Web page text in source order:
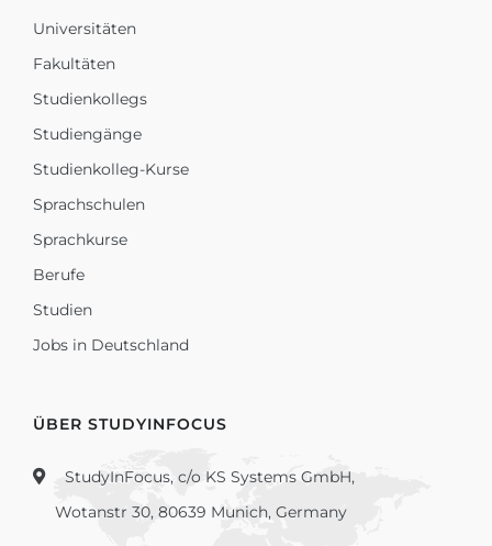
Universitäten
Fakultäten
Studienkollegs
Studiengänge
Studienkolleg-Kurse
Sprachschulen
Sprachkurse
Berufe
Studien
Jobs in Deutschland
ÜBER STUDYINFOCUS
StudyInFocus, c/o KS Systems GmbH,
Wotanstr 30, 80639 Munich, Germany